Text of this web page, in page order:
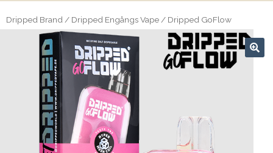
Dripped Brand / Dripped Engångs Vape / Dripped GoFlow